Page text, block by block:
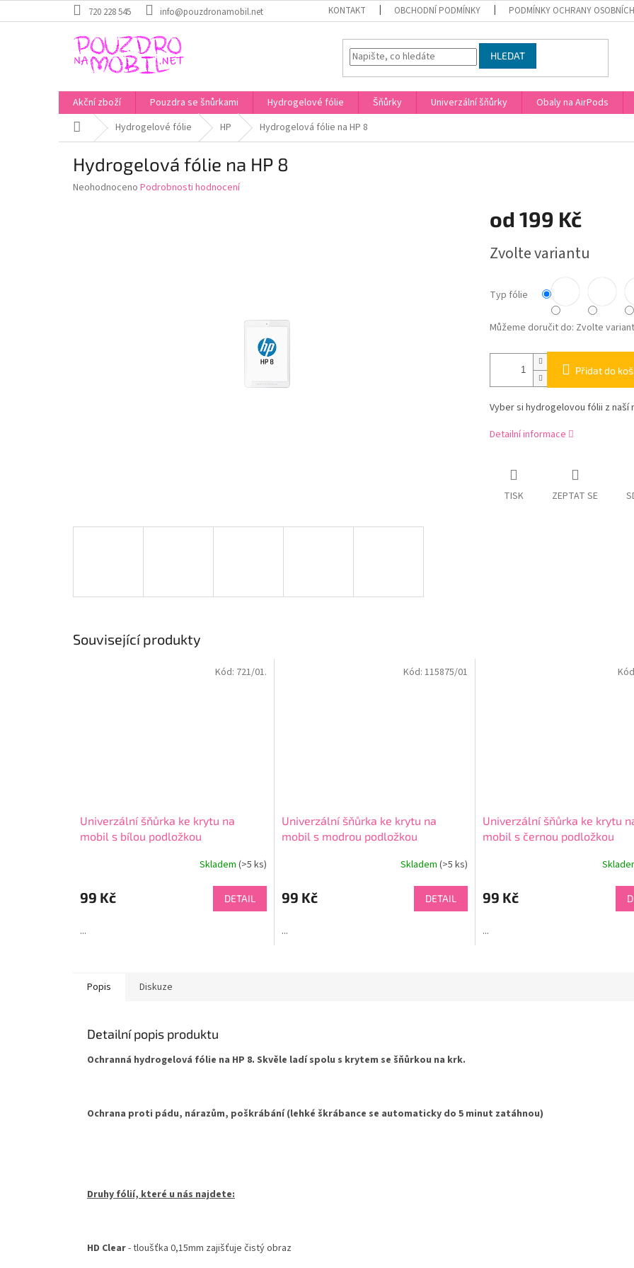
na
720 228 545 info@pouzdronamobil.net KONTAKT OBCHODNÍ PODMÍNKY PODMÍNKY OCHRANY OSOBNÍCH
HLEDAT
Akční zboží Pouzdra se šnůrkami Hydrogelové fólie Šňůrky Univerzální šňůrky Obaly na AirPods
Domů Hydrogelové fólie HP Hydrogelová fólie na HP 8
Hydrogelová fólie na HP 8
Průměrné
Neohodnoceno Podrobnosti hodnocení
od 199 Kč
cena:
Zvolte variantu
Typ fólie
Můžeme doručit do: Zvolte
Přidat do
Vyber si hydrogelovou fólii z naší
Detailní informace
TISK ZEPTAT SE
Související produkty
Univerzální šňůrka ke krytu na
mobil s bílou podložkou
Skladem (>5 ks)
99 Kč DETAIL
...
Kód: 721/01.
Univerzální šňůrka ke krytu na
mobil s modrou podložkou
produktu
je
z
Skladem(>5 ks)
99 Kč DETAIL
...
Kód: 115875/01
Univerzální šňůrka ke krytu
mobil s černou podložkou
99 Kč
...
Popis Diskuze
Detailní popis produktu
Ochranná hydrogelová fólie na HP 8. Skvěle ladí spolu s krytem se šňůrkou na krk.
Ochrana proti pádu, nárazům, poškrábání (lehké škrábance se automaticky do 5 minut zatáhnou)
Druhy fólií, které u nás najdete:
HD Clear- tloušťka 0,15mm zajišťuje čistý obraz